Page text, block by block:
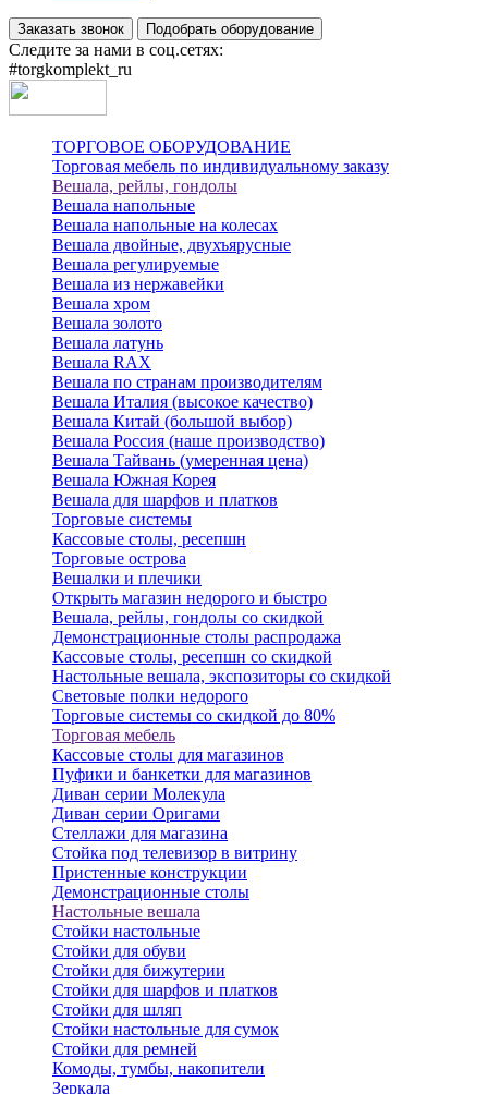
Заказать звонок Подобрать оборудование
Следите за нами в соц.сетях:
#torgkomplekt_ru
ТОРГОВОЕ ОБОРУДОВАНИЕ
Торговая мебель по индивидуальному заказу
Вешала, рейлы, гондолы
Вешала напольные
Вешала напольные на колесах
Вешала двойные, двухъярусные
Вешала регулируемые
Вешала из нержавейки
Вешала хром
Вешала золото
Вешала латунь
Вешала RAX
Вешала по странам производителям
Вешала Италия (высокое качество)
Вешала Китай (большой выбор)
Вешала Россия (наше производство)
Вешала Тайвань (умеренная цена)
Вешала Южная Корея
Вешала для шарфов и платков
Торговые системы
Кассовые столы, ресепшн
Торговые острова
Вешалки и плечики
Открыть магазин недорого и быстро
Вешала, рейлы, гондолы со скидкой
Демонстрационные столы распродажа
Кассовые столы, ресепшн со скидкой
Настольные вешала, экспозиторы со скидкой
Световые полки недорого
Торговые системы со скидкой до 80%
Торговая мебель
Кассовые столы для магазинов
Пуфики и банкетки для магазинов
Диван серии Молекула
Диван серии Оригами
Стеллажи для магазина
Стойка под телевизор в витрину
Пристенные конструкции
Демонстрационные столы
Настольные вешала
Стойки настольные
Стойки для обуви
Стойки для бижутерии
Стойки для шарфов и платков
Стойки для шляп
Стойки настольные для сумок
Стойки для ремней
Комоды, тумбы, накопители
Зеркала